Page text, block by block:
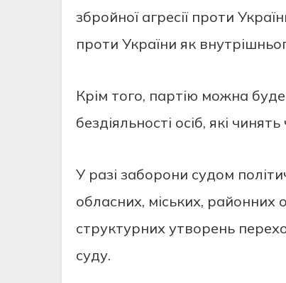
збройної агресії проти
проти України як
Крім того, партію можна
бездіяльності осіб, які
У разі заборони судом
обласних, міських, районних
структурних утворень
суду.